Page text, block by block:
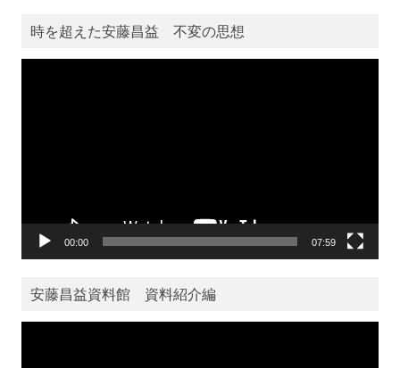
時を超えた安藤昌益 不変の思想
00:00 07:59
安藤昌益資料館 資料紹介編